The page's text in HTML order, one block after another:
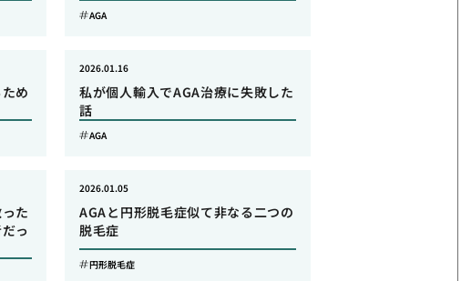
AGA
め
私が個人輸入でAGA治療に失敗した
話
2026.01.16
AGA
た
っ
AGAと円形脱毛症似て非なる二つの
脱毛症
2026.01.05
円形脱毛症